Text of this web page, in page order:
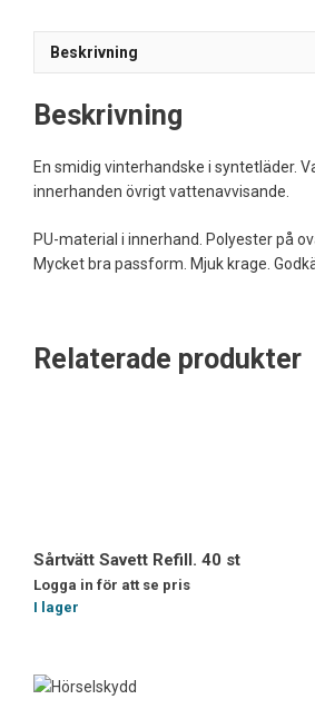
Beskrivning
Beskrivning
En smidig vinterhandske i syntetläder.
innerhanden övrigt vattenavvisande.
PU-material i innerhand. Polyester på
Mycket bra passform. Mjuk krage.
Relaterade produkter
Sårtvätt Savett Refill. 40 st
Logga in för att se pris
I lager